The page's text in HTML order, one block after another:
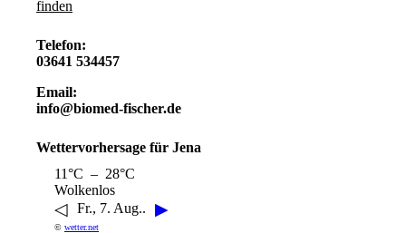
finden
Telefon:
03641 534457
Email:
info@biomed-fischer.de
Wettervorhersage für Jena
11°C – 28°C
Wolkenlos
◁ Fr., 7. Aug.. ▶
© wetter.net